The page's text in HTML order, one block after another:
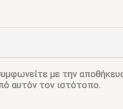
με την
αυτόν τον ιστότοπο.